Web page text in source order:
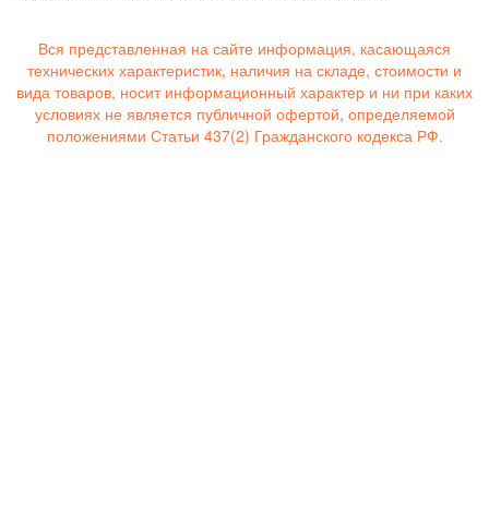
Вся представленная на сайте информация, касающаяся
технических характеристик, наличия на складе, стоимости и
вида товаров, носит информационный характер и ни при каких
условиях не является публичной офертой, определяемой
положениями Статьи 437(2) Гражданского кодекса РФ.